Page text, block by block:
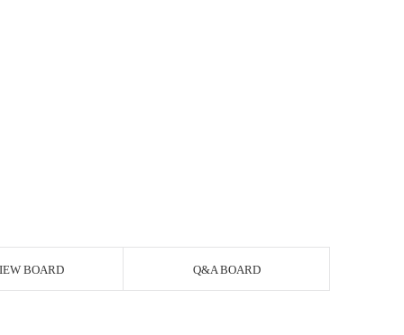
BOARD Q&A BOARD